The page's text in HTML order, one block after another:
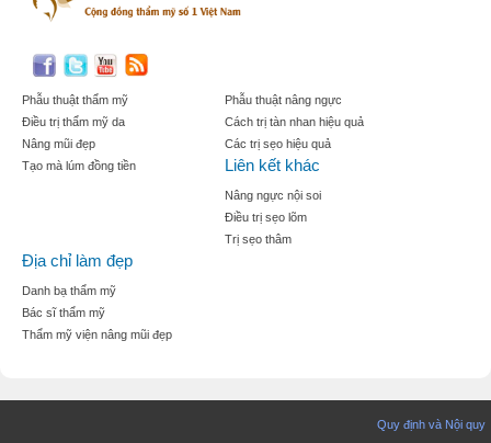
Phẫu thuật thẩm mỹ
Điều trị thẩm mỹ da
Nâng mũi đẹp
Tạo mà lúm đồng tiền
Phẫu thuật nâng ngực
Cách trị tàn nhan hiệu quả
Các trị sẹo hiệu quả
Liên kết khác
Nâng ngực nội soi
Điều trị sẹo lõm
Trị sẹo thâm
Địa chỉ làm đẹp
Danh bạ thẩm mỹ
Bác sĩ thẩm mỹ
Thẩm mỹ viện nâng mũi đẹp
Quy định và Nội quy